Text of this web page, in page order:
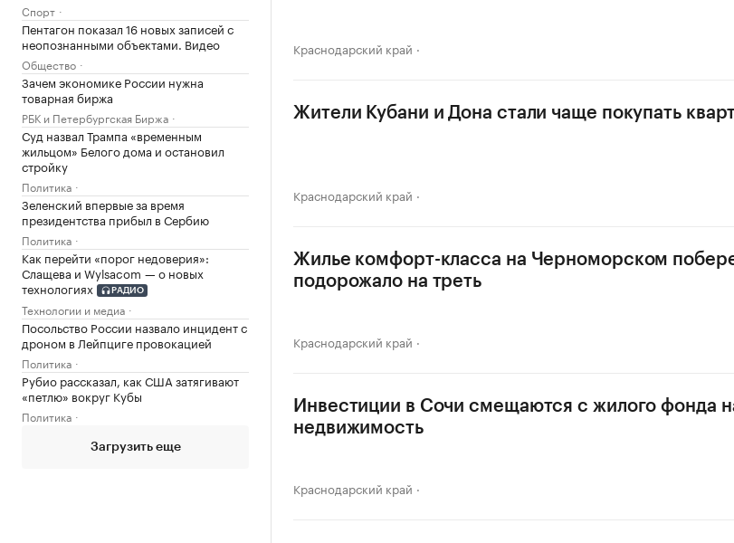
Спорт
Пентагон показал 16 новых записей с
неопознанными объектами. Видео
Общество
Зачем экономике России нужна
товарная биржа
РБК и Петербургская Биржа
Суд назвал Трампа «временным
жильцом» Белого дома и остановил
стройку
Политика
Зеленский впервые за время
президентства прибыл в Сербию
Политика
Как перейти «порог недоверия»:
Слащева и Wylsacom — о новых
технологиях
РАДИО
Технологии и медиа
Посольство России назвало инцидент с
дроном в Лейпциге провокацией
Политика
Рубио рассказал, как США затягивают
«петлю» вокруг Кубы
Политика
Загрузить еще
Краснодарский край
Жители Кубани и Дона стали чаще покупать
Краснодарский край
Жилье комфорт-класса на Черноморском
подорожало на треть
Краснодарский край
Инвестиции в Сочи смещаются с жилого фонда
недвижимость
Краснодарский край